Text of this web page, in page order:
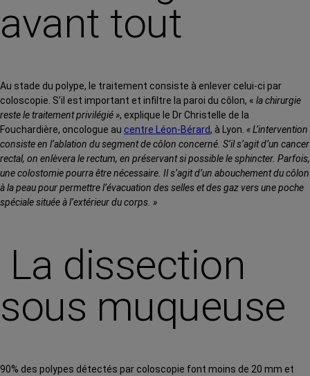
avant tout
Au stade du polype, le traitement consiste à enlever celui-ci par
coloscopie. S’il est important et infiltre la paroi du côlon, « la chirurgie
reste le traitement privilégié », explique le Dr Christelle de la
Fouchardière, oncologue au centre Léon-Bérard, à Lyon. « L’intervention
consiste en l’ablation du segment de côlon concerné. S’il s’agit d’un cancer
rectal, on enlèvera le rectum, en préservant si possible le sphincter. Parfois,
une colostomie pourra être nécessaire. Il s’agit d’un abouchement du côlon
à la peau pour permettre l’évacuation des selles et des gaz vers une poche
spéciale située à l’extérieur du corps. »
La dissection
sous muqueuse
90% des polypes détectés par coloscopie font moins de 20 mm et